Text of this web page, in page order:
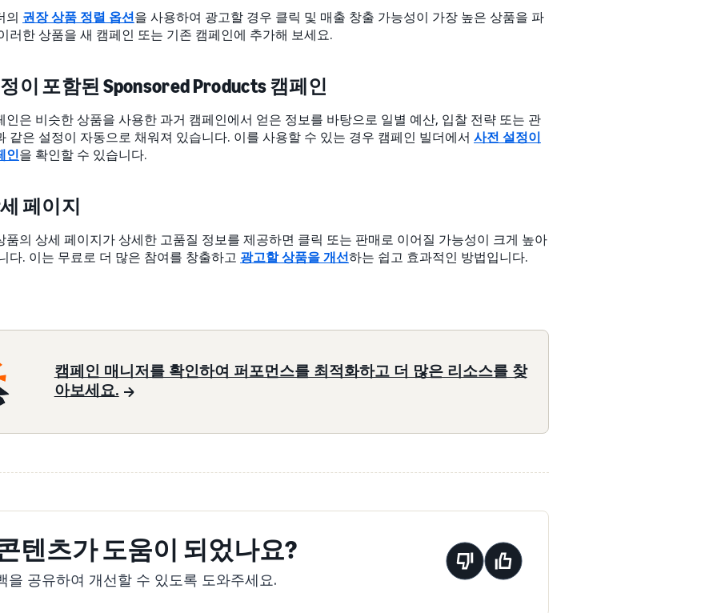
의 권장 상품 정렬 옵션을 사용하여 광고할 경우 클릭 및 매출 창출 가능성이 가장 높은 상품을 파
러한 상품을 새 캠페인 또는 기존 캠페인에 추가해 보세요.
이 포함된 Sponsored Products 캠페인
인은 비슷한 상품을 사용한 과거 캠페인에서 얻은 정보를 바탕으로 일별 예산, 입찰 전략 또는 관
같은 설정이 자동으로 채워져 있습니다. 이를 사용할 수 있는 경우 캠페인 빌더에서 사전 설정이
인을 확인할 수 있습니다.
페이지
품의 상세 페이지가 상세한 고품질 정보를 제공하면 클릭 또는 판매로 이어질 가능성이 크게 높아
다. 이는 무료로 더 많은 참여를 창출하고 광고할 상품을 개선하는 쉽고 효과적인 방법입니다.
캠페인 매니저를 확인하여 퍼포먼스를 최적화하고 더 많은 리소스를 찾
아보세요.
텐츠가 도움이 되었나요?
을 공유하여 개선할 수 있도록 도와주세요.